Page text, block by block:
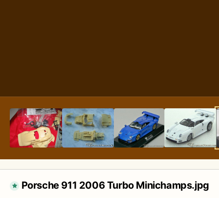
Porsche 911 2006 Turbo Minichamps.jpg